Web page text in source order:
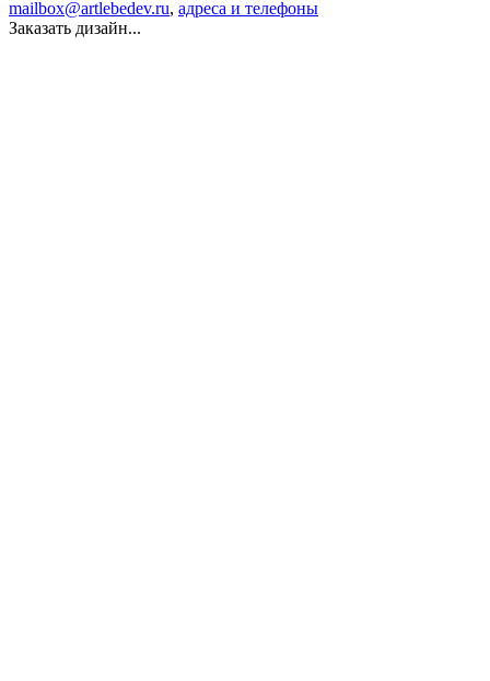
mailbox@artlebedev.ru, адреса и телефоны
Заказать дизайн...